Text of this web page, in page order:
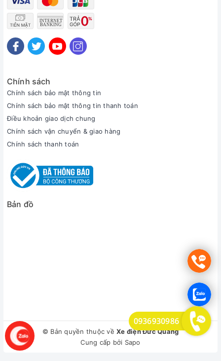
Bô xe phong cách thể thao
Chính sách
Chính sách bảo mật thông tin
Chính sách bảo mật thông tin thanh toán
Điều khoản giao dịch chung
Chính sách vận chuyển & giao hàng
Chính sách thanh toán
Bản đồ
© Bản quyền thuộc về Xe điện Đức Quảng
Cung cấp bởi Sapo
0936930986